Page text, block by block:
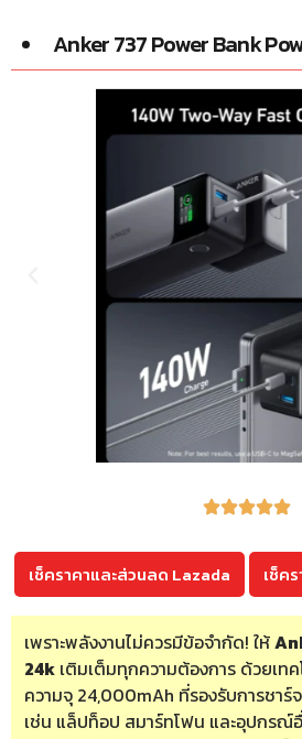
Anker 737 Power Bank
เช็คราคาและส่วนลด Lazada เช็ค
เพราะพลังงานไม่ควรมีข้อจำกัด! ให้
24k เติมเต็มทุกความต้องการ ด้วยเทค
ความจุ 24,000mAh ที่รองรับการชา
เช่น แล็ปท็อป สมาร์ทโฟน และอุปกรณ์